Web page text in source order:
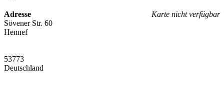
Karte nicht verfügbar
Adresse
Sövener Str. 60
Hennef
53773
Deutschland